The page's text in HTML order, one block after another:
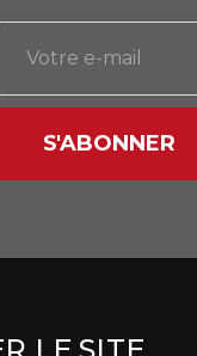
S'ABONNER